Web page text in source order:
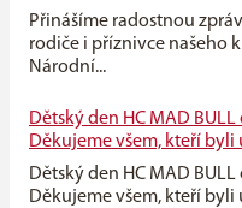
Přinášíme radostnou
rodiče i příznivce našeho
Národní...
Dětský den HC MAD
Děkujeme všem, kteří byli
Dětský den HC MAD
Děkujeme všem, kteří